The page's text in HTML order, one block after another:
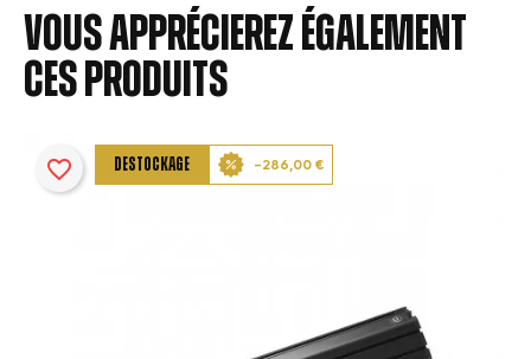
Vous apprécierez également
ces produits
DESTOCKAGE -286,00 €
favorite_border